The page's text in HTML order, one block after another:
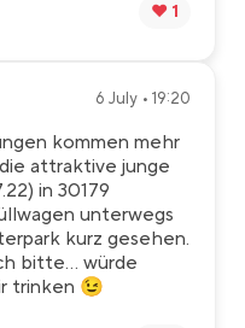
❤️ 1
6 July • 19:20
kommen mehr
attraktive junge
in 30179
unterwegs
kurz gesehen.
bitte... würde
trinken 😉